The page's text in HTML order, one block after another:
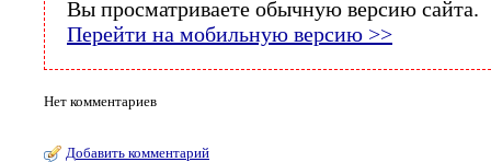
Вы просматриваете обычную версию сайта.
Перейти на мобильную версию >>
Нет комментариев
Добавить комментарий